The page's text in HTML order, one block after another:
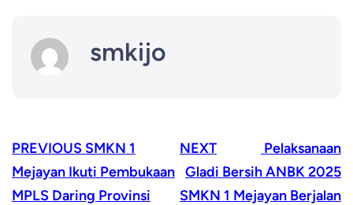
smkijo
PREVIOUS SMKN 1
Mejayan Ikuti Pembukaan
MPLS Daring Provinsi
NEXT
Pelaksanaan
Gladi Bersih ANBK 2025
SMKN 1 Mejayan Berjalan